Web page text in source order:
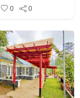
0 0